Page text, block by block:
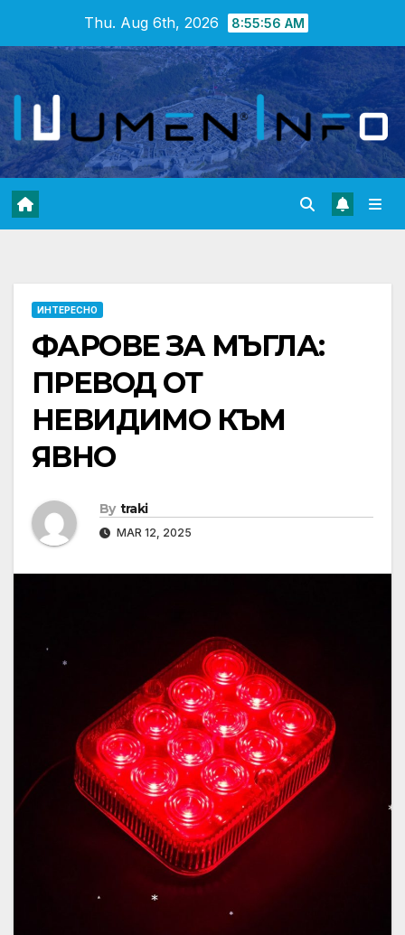
content
Thu. Aug 6th, 2026 8:55:58 AM
ИНТЕРЕСНО
ФАРОВЕ ЗА МЪГЛА:
ПРЕВОД ОТ
НЕВИДИМО КЪМ
ЯВНО
By traki
MAR 12, 2025